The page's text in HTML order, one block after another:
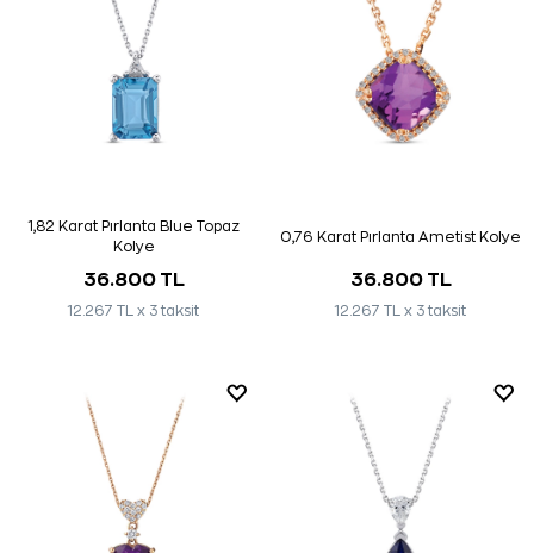
1,82 Karat Pırlanta Blue Topaz
Kolye
36.800 TL
12.267 TL x 3 taksit
0,76 Karat Pırlanta Ametist Kolye
36.800 TL
12.267 TL x 3 taksit